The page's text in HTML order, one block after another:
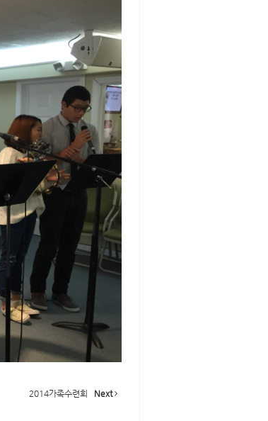
2014가족수련회 Next